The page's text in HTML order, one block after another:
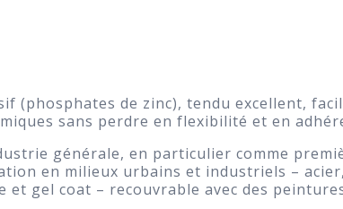
(phosphates de zinc), tendu excellent,
sans perdre en flexibilité et en
générale, en particulier comme
en milieux urbains et industriels –
gel coat – recouvrable avec des